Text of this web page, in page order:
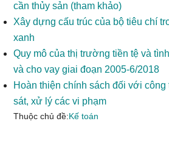
cần thủy sản (tham khảo)
Xây dựng cấu trúc của bộ tiêu chí
xanh
Quy mô của thị trường tiền tệ và
và cho vay giai đoạn 2005-6/2018
Hoàn thiện chính sách đối với công
sát, xử lý các vi phạm
Thuộc chủ đề:Kế toán